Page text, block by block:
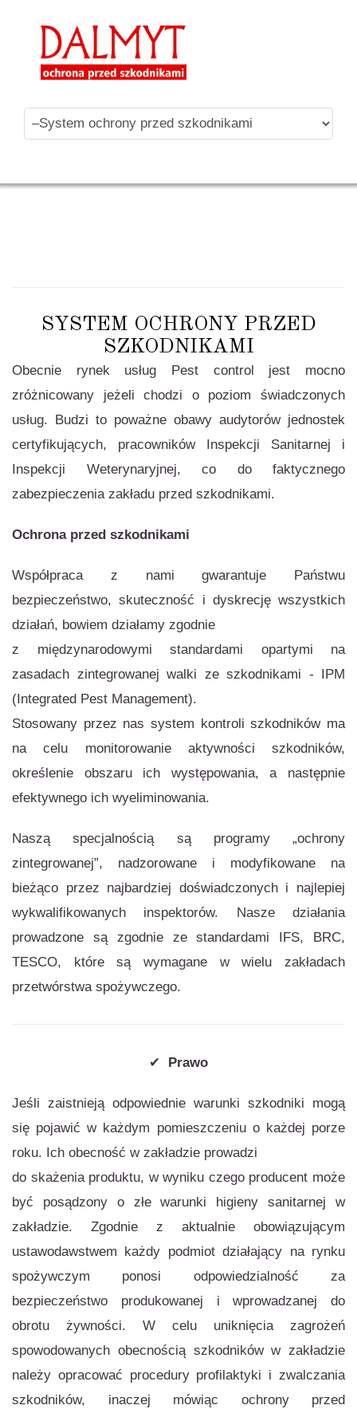
SYSTEM OCHRONY PRZED
SZKODNIKAMI
Obecnie rynek usług Pest control jest mocno
zróżnicowany jeżeli chodzi o poziom świadczonych
usług. Budzi to poważne obawy audytorów jednostek
certyfikujących, pracowników Inspekcji Sanitarnej i
Inspekcji Weterynaryjnej, co do faktycznego
zabezpieczenia zakładu przed szkodnikami.
Ochrona przed szkodnikami
Współpraca z nami gwarantuje Państwu
bezpieczeństwo, skuteczność i dyskrecję wszystkich
działań, bowiem działamy zgodnie
z międzynarodowymi standardami opartymi na
zasadach zintegrowanej walki ze szkodnikami - IPM
(Integrated Pest Management).
Stosowany przez nas system kontroli szkodników ma
na celu monitorowanie aktywności szkodników,
określenie obszaru ich występowania, a następnie
efektywnego ich wyeliminowania.
Naszą specjalnością są programy „ochrony
zintegrowanej”, nadzorowane i modyfikowane na
bieżąco przez najbardziej doświadczonych i najlepiej
wykwalifikowanych inspektorów. Nasze działania
prowadzone są zgodnie ze standardami IFS, BRC,
TESCO, które są wymagane w wielu zakładach
przetwórstwa spożywczego.
✔ Prawo
Jeśli zaistnieją odpowiednie warunki szkodniki mogą
się pojawić w każdym pomieszczeniu o każdej porze
roku. Ich obecność w zakładzie prowadzi
do skażenia produktu, w wyniku czego producent może
być posądzony o złe warunki higieny sanitarnej w
zakładzie. Zgodnie z aktualnie obowiązującym
ustawodawstwem każdy podmiot działający na rynku
spożywczym ponosi odpowiedzialność za
bezpieczeństwo produkowanej i wprowadzanej do
obrotu żywności. W celu uniknięcia zagrożeń
spowodowanych obecnością szkodników w zakładzie
należy opracować procedury profilaktyki i zwalczania
szkodników, inaczej mówiąc ochrony przed